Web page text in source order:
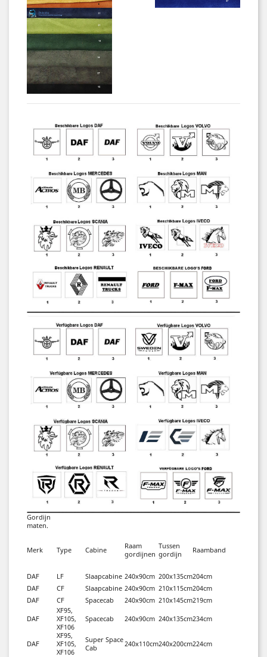
Gordijn
maten.
Merk Type Cabine
Raam
gordijnen
Tussen
gordijn
Raamband
DAF LF Slaapcabine 240x90cm 200x135cm204cm
DAF
CF Slaapcabine 240x90cm 210x115cm204cm
DAF
CF Spacecab 240x90cm 210x145cm219cm
DAF
XF95,
XF105,
XF106
Spacecab 240x90cm 240x135cm234cm
DAF
XF95,
XF105,
XF106
Super Space
Cab
240x110cm240x200cm224cm